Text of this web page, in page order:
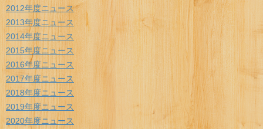
2012年度ニュース
2013年度ニュース
2014年度ニュース
2015年度ニュース
2016年度ニュース
2017年度ニュース
2018年度ニュース
2019年度ニュース
2020年度ニュース